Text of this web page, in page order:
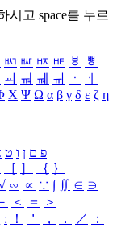
시고 space를 누르
ㅴ ㅵ ㅶ ㅷ ㅸ
ㅹ
ㆉ ㆊ ㆋ ㆌ ㆍ
ㆎ
Χ Ψ Ω α β γ δ ε ζ η
פ ם ן ו ט
［ ］ ｛ ｝
∽ ∝ ∵ ∫ ∬ ∈ ∋
＜ ＝
＞
ː ！ ＇ ， ． ／
：